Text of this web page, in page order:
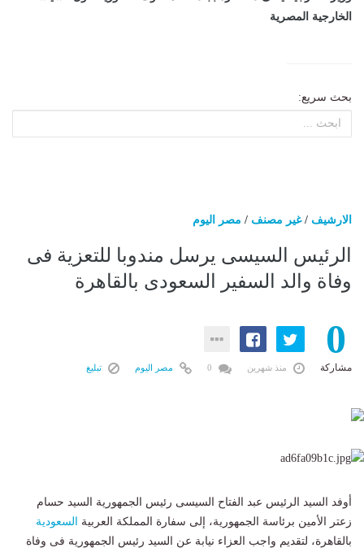
الخارجية المصرية
بحث سريع:
الارشيف /غير مصنف / مصر اليوم
الرئيس السيسى يرسل مندوبا للتعزية فى
وفاة والد السفير السعودى بالقاهرة
0
مشاركة منذ شهرين مصر اليوم تبليغ
أوفد السيد الرئيس عبد الفتاح السيسى رئيس الجمهورية السيد حسام
زعتر الأمين برئاسة الجمهورية، إلى سفارة المملكة العربية
السعودية
بالقاهرة، لتقديم واجب العزاء نيابة عن السيد رئيس الجمهورية فى وفاة